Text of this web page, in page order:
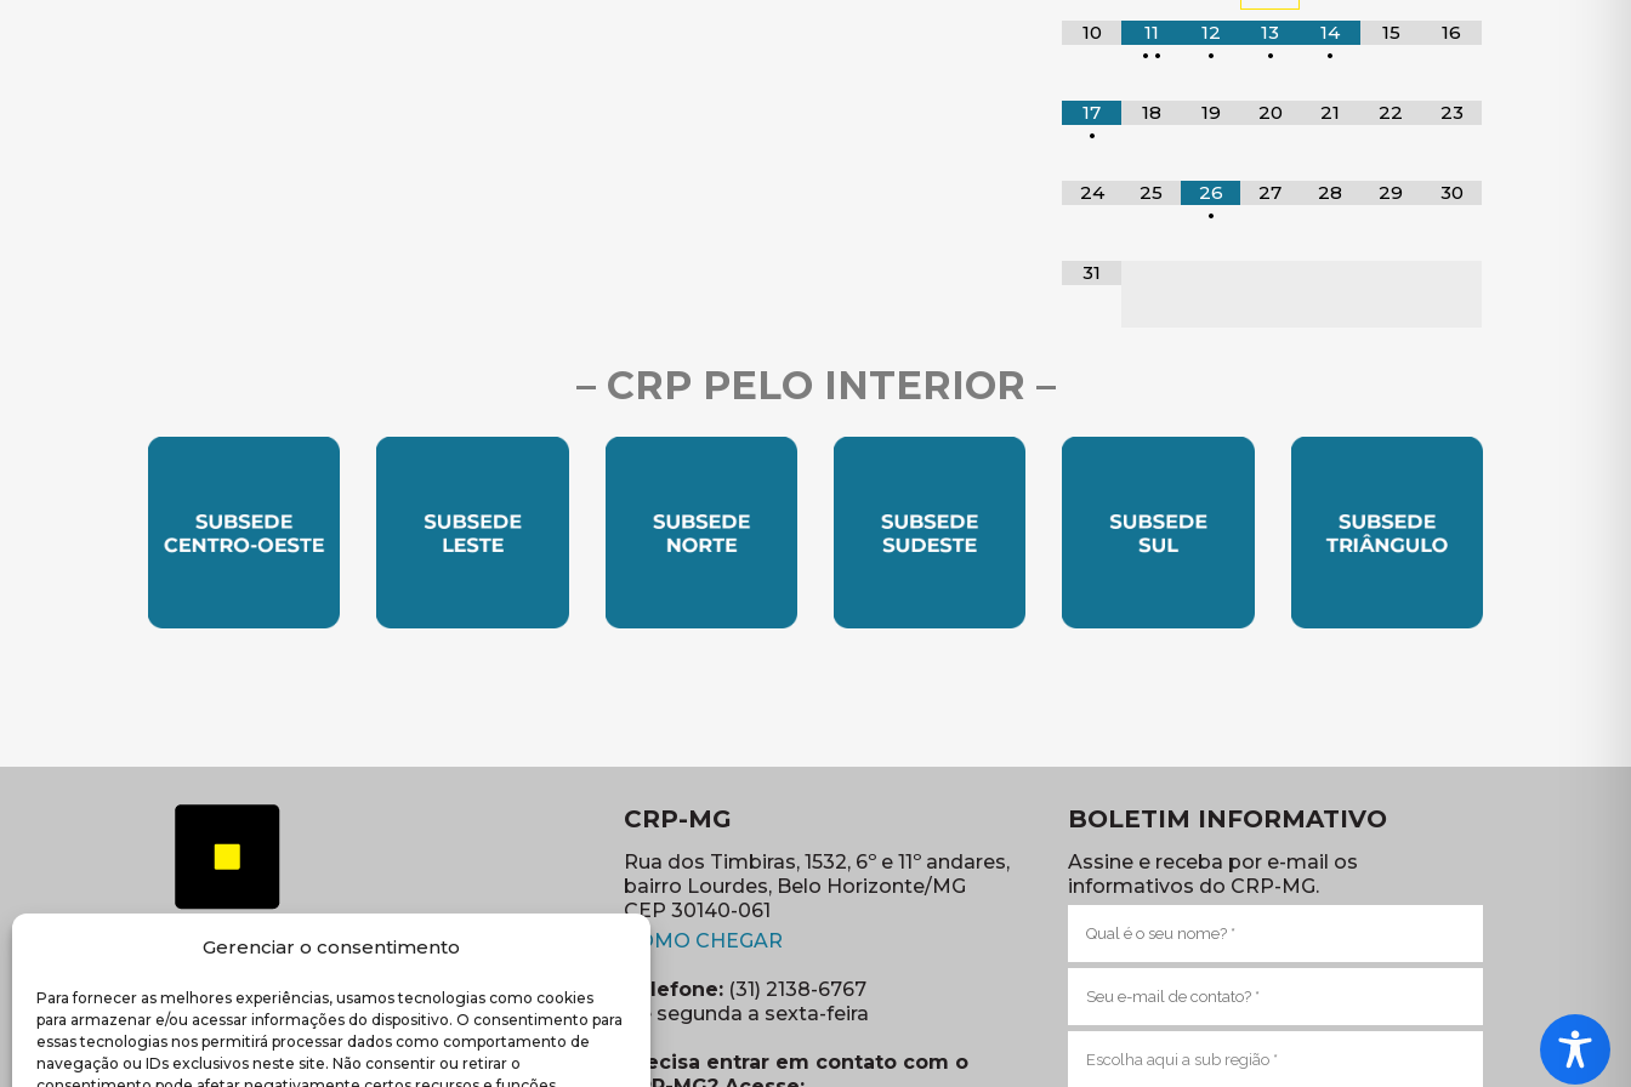
Gerenciar o consentimento
Para fornecer as melhores experiências, usamos tecnologias como cookies
para armazenar e/ou acessar informações do dispositivo. O consentimento para
essas tecnologias nos permitirá processar dados como comportamento de
navegação ou IDs exclusivos neste site. Não consentir ou retirar o
10
11
• •
12
•
13
•
14
•
15 16
17
•
18 19 20 21 22 23
24 25
26
•
27 28 29 30
31
– CRP PELO INTERIOR –
Transparência e prestação de contas(abre em nova janela)
CRP-MG
Rua dos Timbiras, 1532, 6º e 11º andares,
bairro Lourdes, Belo Horizonte/MG
CEP 30140-061
COMO CHEGAR(abre em nova janela)
Telefone:(31) 2138-6767
De segunda a sexta-feira
Precisa entrar em contato com o
BOLETIM INFORMATIVO
Assine e receba por e-mail os
informativos do CRP-MG.
(obrigatório)
mail
(obrigatório)
região